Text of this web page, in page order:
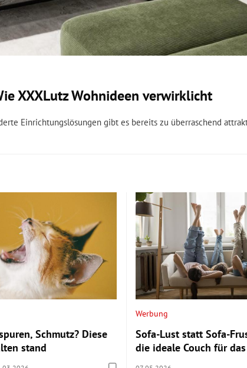
XXXLutz Wohnideen verwirklicht
Einrichtungslösungen gibt es bereits zu überraschend
Schmutz? Diese
stand
Werbung
Sofa-Lust statt Sofa-
die ideale Couch für